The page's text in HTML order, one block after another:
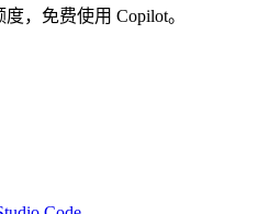
，免费使用 Copilot。